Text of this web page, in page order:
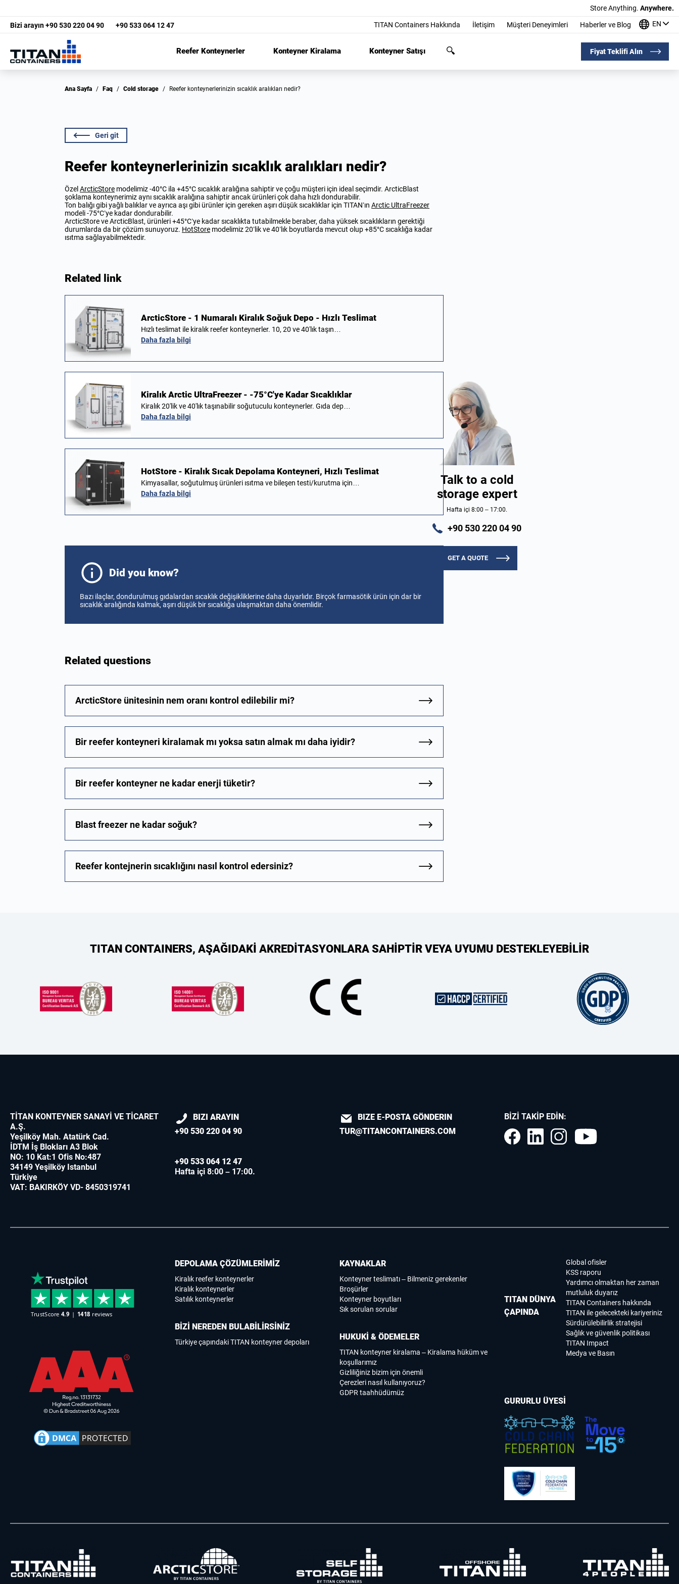
Store Anything. Anywhere.
Bizi arayın+90 530 220 04 90 +90 533 064 12 47 TITAN Containers Hakkında İletişim Müşteri Deneyimleri Haberler ve Blog EN
Reefer Konteynerler Konteyner Kiralama Konteyner Satışı Fiyat Teklifi Alın
Ana Sayfa / Faq / Cold storage / Reefer konteynerlerinizin sıcaklık aralıkları nedir?
Geri git
Reefer konteynerlerinizin sıcaklık aralıkları nedir?
Özel ArcticStore modelimiz -40°C ila +45°C sıcaklık aralığına sahiptir ve çoğu müşteri için ideal seçimdir. ArcticBlast
şoklama konteynerimiz aynı sıcaklık aralığına sahiptir ancak ürünleri çok daha hızlı dondurabilir.
Ton balığı gibi yağlı balıklar ve ayrıca aşı gibi ürünler için gereken aşırı düşük sıcaklıklar için TITAN’ın Arctic UltraFreezer
modeli -75°C’ye kadar dondurabilir.
ArcticStore ve ArcticBlast, ürünleri +45°C’ye kadar sıcaklıkta tutabilmekle beraber, daha yüksek sıcaklıkların gerektiği
durumlarda da bir çözüm sunuyoruz. HotStore modelimiz 20’lik ve 40’lık boyutlarda mevcut olup +85°C sıcaklığa kadar
ısıtma sağlayabilmektedir.
Related link
ArcticStore - 1 Numaralı Kiralık Soğuk Depo - Hızlı Teslimat
Hızlı teslimat ile kiralık reefer konteynerler. 10, 20 ve 40'lık taşın…
Daha fazla bilgi
Kiralık Arctic UltraFreezer - -75°C'ye Kadar Sıcaklıklar
Kiralık 20'lik ve 40'lık taşınabilir soğutuculu konteynerler. Gıda dep…
Daha fazla bilgi
HotStore - Kiralık Sıcak Depolama Konteyneri, Hızlı Teslimat
Kimyasallar, soğutulmuş ürünleri ısıtma ve bileşen testi/kurutma için…
Daha fazla bilgi
Did you know?
Bazı ilaçlar, dondurulmuş gıdalardan sıcaklık değişikliklerine daha duyarlıdır. Birçok farmasötik ürün için dar bir
sıcaklık aralığında kalmak, aşırı düşük bir sıcaklığa ulaşmaktan daha önemlidir.
Related questions
ArcticStore ünitesinin nem oranı kontrol edilebilir mi?
Bir reefer konteyneri kiralamak mı yoksa satın almak mı daha iyidir?
Bir reefer konteyner ne kadar enerji tüketir?
Blast freezer ne kadar soğuk?
Reefer kontejnerin sıcaklığını nasıl kontrol edersiniz?
Talk to a cold
storage expert
Hafta içi 8:00 – 17:00.
+90 530 220 04 90
GET A QUOTE
TITAN CONTAINERS, AŞAĞIDAKİ AKREDİTASYONLARA SAHİPTİR VEYA UYUMU DESTEKLEYEBİLİR
TİTAN KONTEYNER SANAYİ VE TİCARET
A.Ş.
Yeşilköy Mah. Atatürk Cad.
İDTM İş Blokları A3 Blok
NO: 10 Kat:1 Ofis No:487
34149 Yeşilköy Istanbul
Türkiye
VAT: BAKIRKÖY VD- 8450319741
BIZI ARAYIN
+90 530 220 04 90
+90 533 064 12 47
Hafta içi 8:00 – 17:00.
BIZE E-POSTA GÖNDERIN
TUR@TITANCONTAINERS.COM
BIZI TAKIP EDIN:
DEPOLAMA ÇÖZÜMLERİMİZ
Kiralık reefer konteynerler
Kiralık konteynerler
Satılık konteynerler
BİZİ NEREDEN BULABİLİRSİNİZ
Türkiye çapındaki TITAN konteyner depoları
TITAN DÜNYA
ÇAPINDA
Global ofisler
KSS raporu
Yardımcı olmaktan her zaman
mutluluk duyarız
TITAN Containers hakkında
TITAN ile gelecekteki kariyeriniz
Sürdürülebilirlik stratejisi
Sağlık ve güvenlik politikası
TITAN Impact
Medya ve Basın
KAYNAKLAR
Konteyner teslimatı – Bilmeniz gerekenler
Broşürler
Konteyner boyutları
Sık sorulan sorular
HUKUKİ & ÖDEMELER
TITAN konteyner kiralama – Kiralama hüküm ve
koşullarımız
Gizliliğiniz bizim için önemli
Çerezleri nasıl kullanıyoruz?
GDPR taahhüdümüz
GURURLU ÜYESİ